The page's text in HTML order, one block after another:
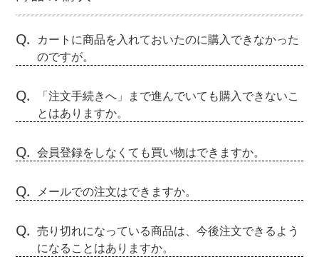
Q. カートに商品を入れておいたのに購入できなかった
のですが。
Q.
「注文手続きへ」まで進んでいても購入できないこ
とはありますか。
Q. 会員登録をしなくても買い物はできますか。
Q. メールでの注文はできますか。
Q. 売り切れになっている商品は、今後注文できるよう
になることはありますか。